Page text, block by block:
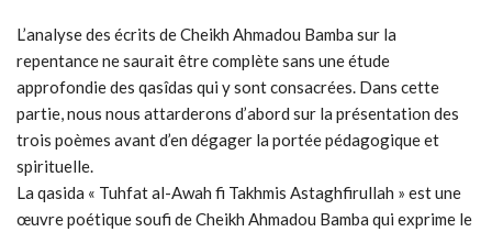
L’analyse des écrits de Cheikh Ahmadou Bamba sur la
repentance ne saurait être complète sans une étude
approfondie des qasîdas qui y sont consacrées. Dans cette
partie, nous nous attarderons d’abord sur la présentation des
trois poèmes avant d’en dégager la portée pédagogique et
spirituelle.
La qasida « Tuhfat al-Awah fi Takhmis Astaghfirullah » est une
œuvre poétique soufi de Cheikh Ahmadou Bamba qui exprime le